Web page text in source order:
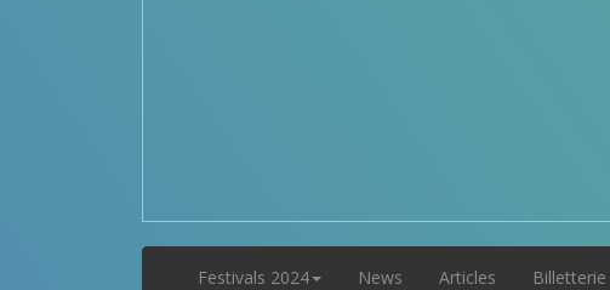
Festivals 2024 News Articles Billetterie